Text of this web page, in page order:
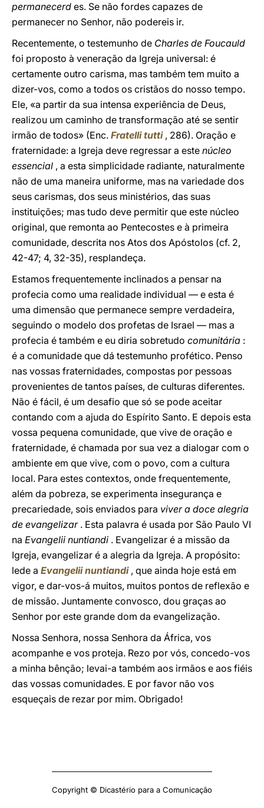
permanecerd es. Se não fordes capazes de
permanecer no Senhor, não podereis ir.
Recentemente, o testemunho de Charles de Foucauld
foi proposto à veneração da Igreja universal: é
certamente outro carisma, mas também tem muito a
dizer-vos, como a todos os cristãos do nosso tempo.
Ele, «a partir da sua intensa experiência de Deus,
realizou um caminho de transformação até se sentir
irmão de todos» (Enc. Fratelli tutti, 286). Oração e
fraternidade: a Igreja deve regressar a este núcleo
essencial , a esta simplicidade radiante, naturalmente
não de uma maneira uniforme, mas na variedade dos
seus carismas, dos seus ministérios, das suas
instituições; mas tudo deve permitir que este núcleo
original, que remonta ao Pentecostes e à primeira
comunidade, descrita nos Atos dos Apóstolos (cf. 2,
42-47; 4, 32-35), resplandeça.
Estamos frequentemente inclinados a pensar na
profecia como uma realidade individual — e esta é
uma dimensão que permanece sempre verdadeira,
seguindo o modelo dos profetas de Israel — mas a
profecia é também e eu diria sobretudo comunitária :
é a comunidade que dá testemunho profético. Penso
nas vossas fraternidades, compostas por pessoas
provenientes de tantos países, de culturas diferentes.
Não é fácil, é um desafio que só se pode aceitar
contando com a ajuda do Espírito Santo. E depois esta
vossa pequena comunidade, que vive de oração e
fraternidade, é chamada por sua vez a dialogar com o
ambiente em que vive, com o povo, com a cultura
local. Para estes contextos, onde frequentemente,
além da pobreza, se experimenta insegurança e
precariedade, sois enviados para viver a doce alegria
de evangelizar. Esta palavra é usada por São Paulo VI
na Evangelii nuntiandi . Evangelizar é a missão da
Igreja, evangelizar é a alegria da Igreja. A propósito:
lede a Evangelii nuntiandi, que ainda hoje está em
vigor, e dar-vos-á muitos, muitos pontos de reflexão e
de missão. Juntamente convosco, dou graças ao
Senhor por este grande dom da evangelização.
Nossa Senhora, nossa Senhora da África, vos
acompanhe e vos proteja. Rezo por vós, concedo-vos
a minha bênção; levai-a também aos irmãos e aos fiéis
das vossas comunidades. E por favor não vos
esqueçais de rezar por mim. Obrigado!
Copyright © Dicastério para a Comunicação